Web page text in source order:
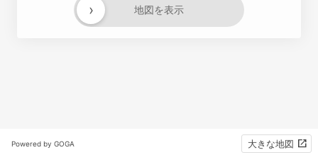
地図を表示
›
Powered by GOGA 大きな地図